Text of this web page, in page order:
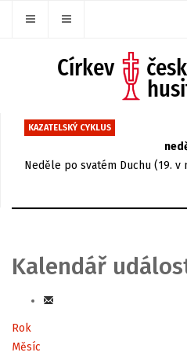
KAZATELSKÝ CYKLUS
Neděle po svatém Duchu (19. v
Kalendář
Rok
Měsíc